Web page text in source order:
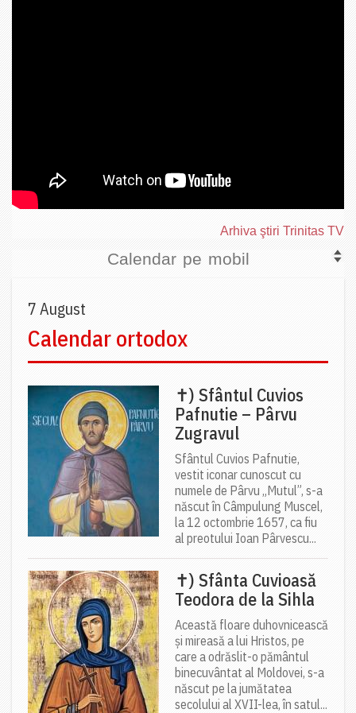
Arhiva ştiri Trinitas TV
Calendar pe mobil
7 August
Calendar ortodox
✝) Sfântul Cuvios
Pafnutie – Pârvu
Zugravul
Sfântul Cuvios Pafnutie,
vestit iconar cunoscut cu
numele de Pârvu „Mutul”, s-a
născut în Câmpulung Muscel,
la 12 octombrie 1657, ca fiu
al preotului Ioan Pârvescu...
✝) Sfânta Cuvioasă
Teodora de la Sihla
Această floare duhovnicească
și mireasă a lui Hristos, pe
care a odrăslit-o pământul
binecuvântat al Moldovei, s-a
născut pe la jumătatea
secolului al XVII-lea, în satul...